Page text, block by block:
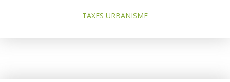
TAXES URBANISME